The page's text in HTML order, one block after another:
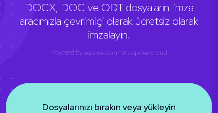
DOCX, DOC ve ODT dosyalarını imza
aracımızla çevrimiçi olarak ücretsiz olarak
imzalayın.
Powered byaspose.com veaspose.cloud
Dosyalarınızı bırakın veya yükleyin